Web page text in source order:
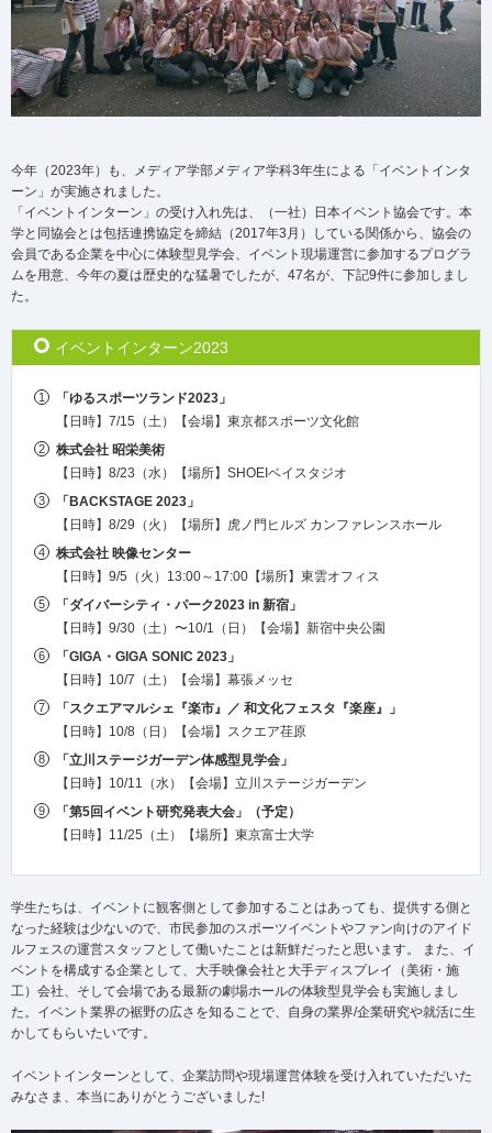
今年（2023年）も、メディア学部メディア学科3年生による「イベントインタ
ーン」が実施されました。
「イベントインターン」の受け入れ先は、（一社）日本イベント協会です。本
学と同協会とは包括連携協定を締結（2017年3月）している関係から、協会の
会員である企業を中心に体験型見学会、イベント現場運営に参加するプログラ
ムを用意、今年の夏は歴史的な猛暑でしたが、47名が、下記9件に参加しまし
た。
イベントインターン2023
「ゆるスポーツランド2023」
【日時】7/15（土）【会場】東京都スポーツ文化館
株式会社 昭栄美術
【日時】8/23（水）【場所】SHOEIベイスタジオ
「BACKSTAGE 2023」
【日時】8/29（火）【場所】虎ノ門ヒルズ カンファレンスホール
株式会社 映像センター
【日時】9/5（火）13:00～17:00【場所】東雲オフィス
「ダイバーシティ・パーク2023 in 新宿」
【日時】9/30（土）〜10/1（日）【会場】新宿中央公園
「GIGA・GIGA SONIC 2023」
【日時】10/7（土）【会場】幕張メッセ
「スクエアマルシェ『楽市』／ 和文化フェスタ『楽座』」
【日時】10/8（日）【会場】スクエア荏原
「立川ステージガーデン体感型見学会」
【日時】10/11（水）【会場】立川ステージガーデン
「第5回イベント研究発表大会」（予定）
【日時】11/25（土）【場所】東京富士大学
学生たちは、イベントに観客側として参加することはあっても、提供する側と
なった経験は少ないので、市民参加のスポーツイベントやファン向けのアイド
ルフェスの運営スタッフとして働いたことは新鮮だったと思います。 また、イ
ベントを構成する企業として、大手映像会社と大手ディスプレイ（美術・施
工）会社、そして会場である最新の劇場ホールの体験型見学会も実施しまし
た。イベント業界の裾野の広さを知ることで、自身の業界/企業研究や就活に生
かしてもらいたいです。
イベントインターンとして、企業訪問や現場運営体験を受け入れていただいた
みなさま、本当にありがとうございました!